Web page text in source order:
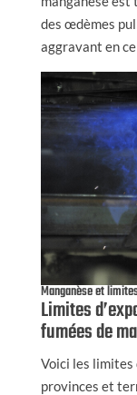
des œdèmes
aggravant en
Manganèse et
Limites
fumées de
Voici les limites
provinces et